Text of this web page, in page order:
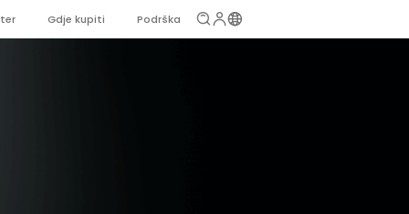
Gdje kupiti Podrška